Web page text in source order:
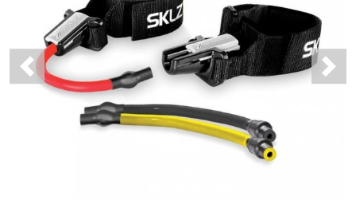
Previous Next